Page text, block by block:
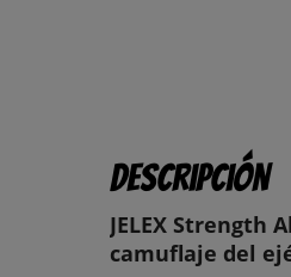
Descripción
JELEX Strength
camuflaje del